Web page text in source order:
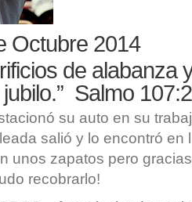
Octubre 2014
de alabanza
Salmo
su auto en su
salió y lo encontró en
unos zapatos pero
recobrarlo!